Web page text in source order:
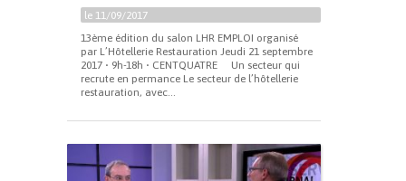
le 11/09/2017
13ème édition du salon LHR EMPLOI organisé
par L’Hôtellerie Restauration Jeudi 21 septembre
2017 • 9h-18h • CENTQUATRE Un secteur qui
recrute en permance Le secteur de l’hôtellerie
restauration, avec...